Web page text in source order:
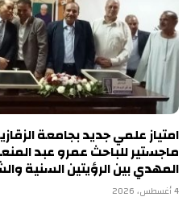
امتياز علمي جديد بجامعة
ماجستير للباحث عمرو عبد
المهدي بين الرؤيتين السنية
4 أغسطس، 2026